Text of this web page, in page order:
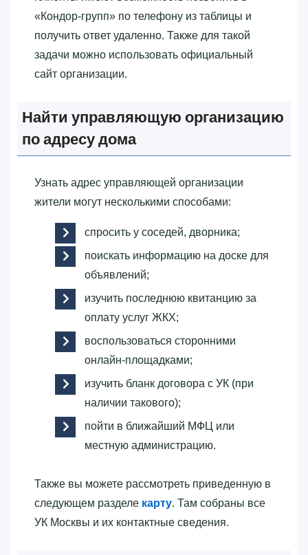
«‎Кондор-групп»‎ по телефону из таблицы и
получить ответ удаленно. Также для такой
задачи можно использовать официальный
сайт организации.
Найти управляющую организацию
по адресу дома
Узнать адрес управляющей организации
жители могут несколькими способами:
спросить у соседей, дворника;
поискать информацию на доске для
объявлений;
изучить последнюю квитанцию за
оплату услуг ЖКХ;
воспользоваться сторонними
онлайн-площадками;
изучить бланк договора с УК (при
наличии такового);
пойти в ближайший МФЦ или
местную администрацию.
Также вы можете рассмотреть приведенную в
следующем разделе карту. Там собраны все
УК Москвы и их контактные сведения.